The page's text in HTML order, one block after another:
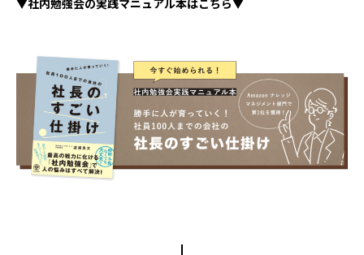
▼社内勉強会の実践マニュアル本はこちら▼